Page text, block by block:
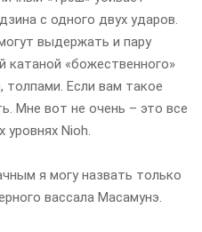
с одного двух ударов.
выдержать и пару
«божественного»
толпами. Если вам такое
Мне вот не очень – это все
уровнях Nioh.
я могу назвать только
вассала Масамунэ.